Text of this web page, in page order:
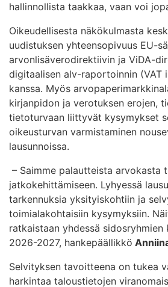
hallinnollista taakkaa, vaan voi
Oikeudellisesta näkökulmasta
uudistuksen yhteensopivuus EU-
arvonlisäverodirektiivin ja ViDA-
digitaalisen alv-raportoinnin (VAT
kanssa. Myös
kirjanpidon ja verotuksen erojen,
tietoturvaan liittyvät kysymykset
oikeusturvan varmistaminen
lausunnoissa.
– Saimme palautteista arvokasta
jatkokehittämiseen. Lyhyessä
tarkennuksia yksityiskohtiin ja
toimialakohtaisiin kysymyksiin.
ratkaistaan yhdessä sidosryhmien
2026-2027, hankepäällikkö
Selvityksen tavoitteena on tukea
harkintaa taloustietojen